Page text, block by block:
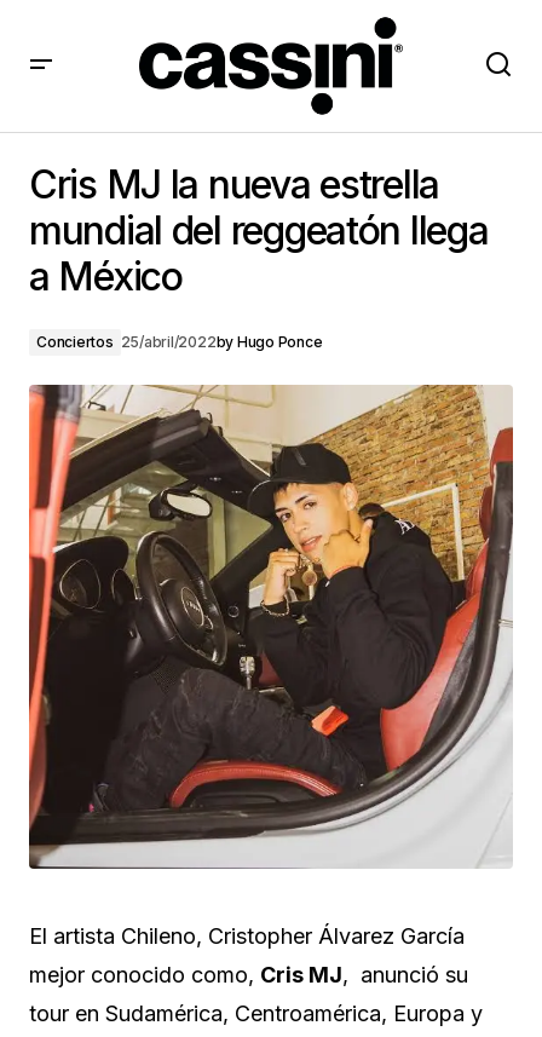
a México
Cris MJ la nueva estrella
mundial del reggeatón llega
a México
Conciertos 25/abril/2022by Hugo Ponce
El artista Chileno, Cristopher Álvarez García
mejor conocido como, Cris MJ, anunció su
tour en Sudamérica, Centroamérica, Europa y